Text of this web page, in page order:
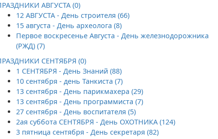
АВГУСТА (0)
12 АВГУСТА - День строителя (66)
15 августа - День археолога (8)
Первое воскресенье Августа - День железнодорожника
(РЖД) (7)
СЕНТЯБРЯ (0)
1 СЕНТЯБРЯ - День Знаний (88)
10 сентября - день Танкиста (7)
13 сентября - День парикмахера (29)
13 сентября - День программиста (7)
27 сентября - День воспитателя (5)
2ая суббота СЕНТЯБРЯ - День ОХОТНИКА (124)
3 пятница сентября - День секретаря (82)